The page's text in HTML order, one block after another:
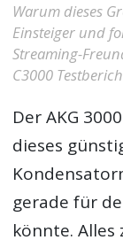
Warum dieses
Einsteiger und
Streaming-
C3000
DerAKG
dieses
gerade für
könnte. Alles